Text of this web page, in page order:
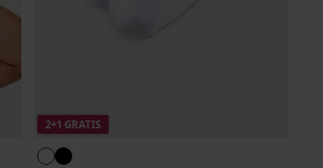
2+1 GRATIS